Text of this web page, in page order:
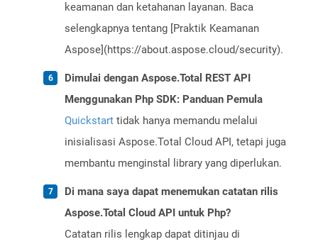
keamanan dan ketahanan layanan. Baca
selengkapnya tentang [Praktik Keamanan
Aspose](https://about.aspose.cloud/security).
Dimulai dengan Aspose.Total REST API
Menggunakan Php SDK: Panduan Pemula
Quickstart tidak hanya memandu melalui
inisialisasi Aspose.Total Cloud API, tetapi juga
membantu menginstal library yang diperlukan.
Di mana saya dapat menemukan catatan rilis
Aspose.Total Cloud API untuk Php?
Catatan rilis lengkap dapat ditinjau di